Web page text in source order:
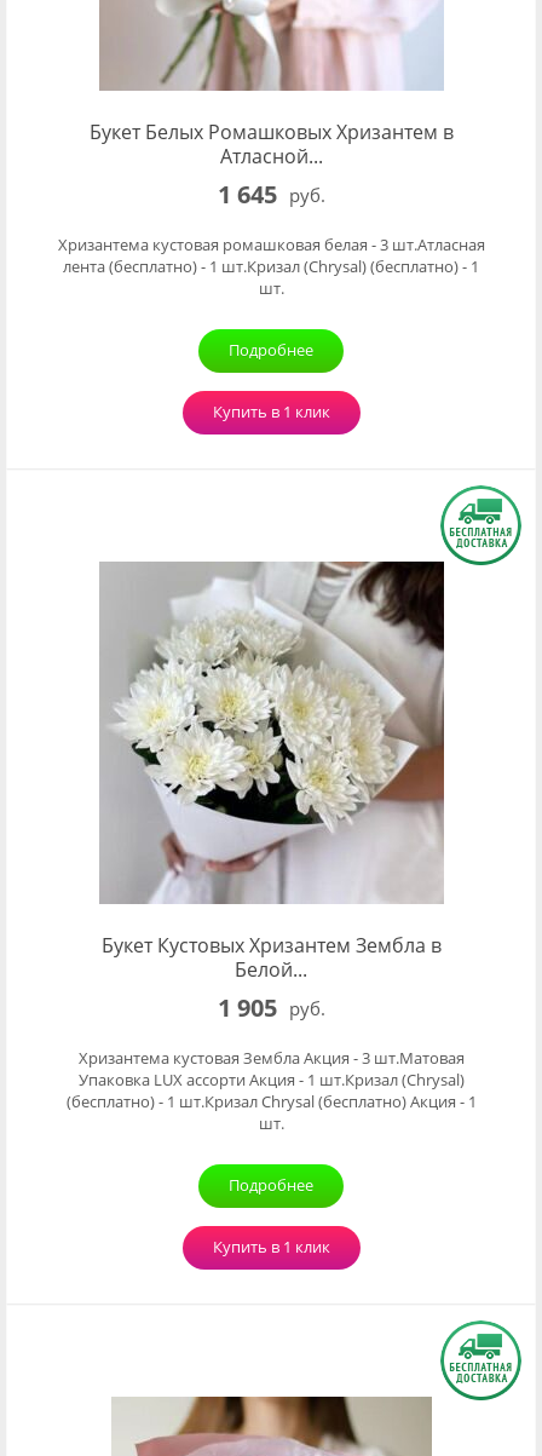
Букет Белых Ромашковых Хризантем в
Атласной...
1 645 руб.
Хризантема кустовая ромашковая белая - 3 шт.Атласная
лента (бесплатно) - 1 шт.Кризал (Chrysal) (бесплатно) - 1
шт.
Подробнее
Купить в 1 клик
Букет Кустовых Хризантем Зембла в
Белой...
1 905 руб.
Хризантема кустовая Зембла Акция - 3 шт.Матовая
Упаковка LUX ассорти Акция - 1 шт.Кризал (Chrysal)
(бесплатно) - 1 шт.Кризал Chrysal (бесплатно) Акция - 1
шт.
Подробнее
Купить в 1 клик